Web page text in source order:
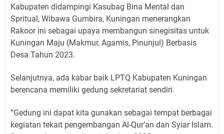
Kabupaten didampingi Kasubag Bina Mental dan
Spritual, Wibawa Gumbira, Kuningan menerangkan
Rakoor ini sebagai upaya membangun sinegisitas untuk
Kuningan Maju (Makmur, Agamis, Pinunjul) Berbasis
Desa Tahun 2023.
Selanjutnya, ada kabar baik LPTQ Kabupaten Kuningan
berencana memiliki gedung sekretariat sendiri.
“Gedung ini dapat kita gunakan sebagai tempat berbagai
kegiatan tekait pengembangan Al-Qur’an dan Syiar Islam.